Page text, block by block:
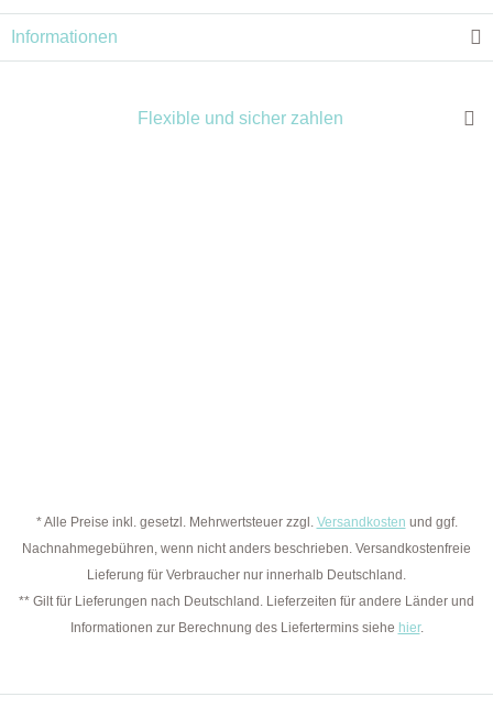
Informationen
Flexible und sicher zahlen
* Alle Preise inkl. gesetzl. Mehrwertsteuer zzgl. Versandkosten und ggf.
Nachnahmegebühren, wenn nicht anders beschrieben. Versandkostenfreie
Lieferung für Verbraucher nur innerhalb Deutschland.
** Gilt für Lieferungen nach Deutschland. Lieferzeiten für andere Länder und
Informationen zur Berechnung des Liefertermins siehe hier.